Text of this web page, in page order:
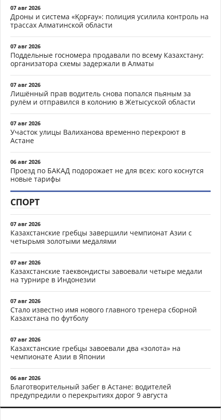
07 авг 2026
Дроны и система «Қорғау»: полиция усилила контроль на
трассах Алматинской области
07 авг 2026
Поддельные госномера продавали по всему Казахстану:
организатора схемы задержали в Алматы
07 авг 2026
Лишённый прав водитель снова попался пьяным за
рулём и отправился в колонию в Жетысуской области
07 авг 2026
Участок улицы Валиханова временно перекроют в
Астане
06 авг 2026
Проезд по БАКАД подорожает не для всех: кого коснутся
новые тарифы
СПОРТ
07 авг 2026
Казахстанские гребцы завершили чемпионат Азии с
четырьмя золотыми медалями
07 авг 2026
Казахстанские таеквондисты завоевали четыре медали
на турнире в Индонезии
07 авг 2026
Стало известно имя нового главного тренера сборной
Казахстана по футболу
07 авг 2026
Казахстанские гребцы завоевали два «золота» на
чемпионате Азии в Японии
06 авг 2026
Благотворительный забег в Астане: водителей
предупредили о перекрытиях дорог 9 августа